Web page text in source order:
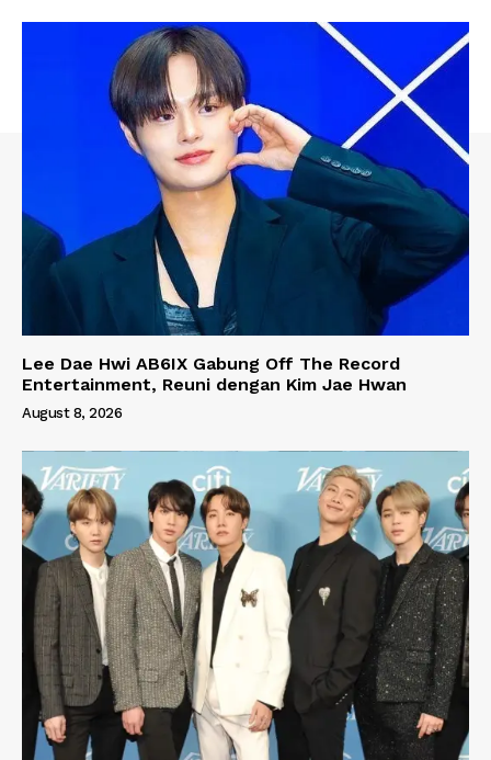
Lee Dae Hwi AB6IX Gabung Off The Record
Entertainment, Reuni dengan Kim Jae Hwan
August 8, 2026